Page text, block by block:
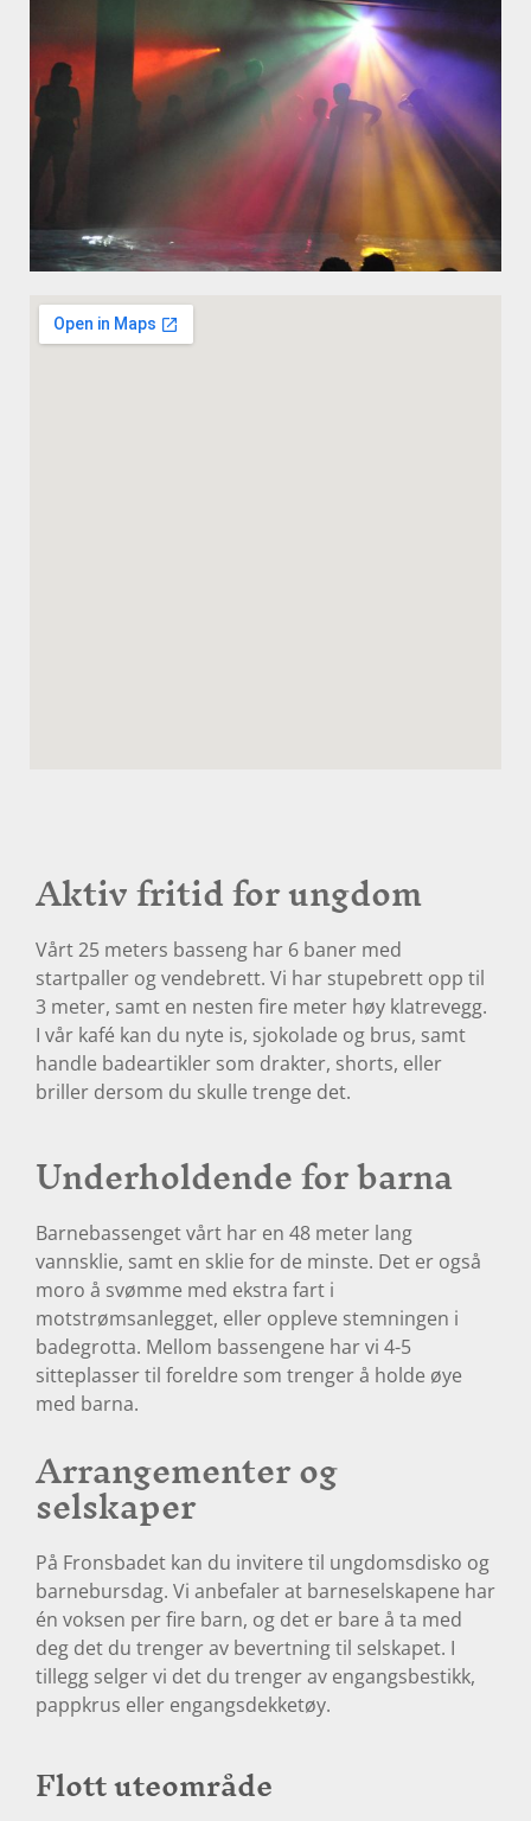
Aktiv fritid for ungdom
Vårt 25 meters basseng har 6 baner med
startpaller og vendebrett. Vi har stupebrett opp til
3 meter, samt en nesten fire meter høy klatrevegg.
I vår kafé kan du nyte is, sjokolade og brus, samt
handle badeartikler som drakter, shorts, eller
briller dersom du skulle trenge det.
Underholdende for barna
Barnebassenget vårt har en 48 meter lang
vannsklie, samt en sklie for de minste. Det er også
moro å svømme med ekstra fart i
motstrømsanlegget, eller oppleve stemningen i
badegrotta. Mellom bassengene har vi 4-5
sitteplasser til foreldre som trenger å holde øye
med barna.
Arrangementer og
selskaper
På Fronsbadet kan du invitere til ungdomsdisko og
barnebursdag. Vi anbefaler at barneselskapene har
én voksen per fire barn, og det er bare å ta med
deg det du trenger av bevertning til selskapet. I
tillegg selger vi det du trenger av engangsbestikk,
pappkrus eller engangsdekketøy.
Flott uteområde